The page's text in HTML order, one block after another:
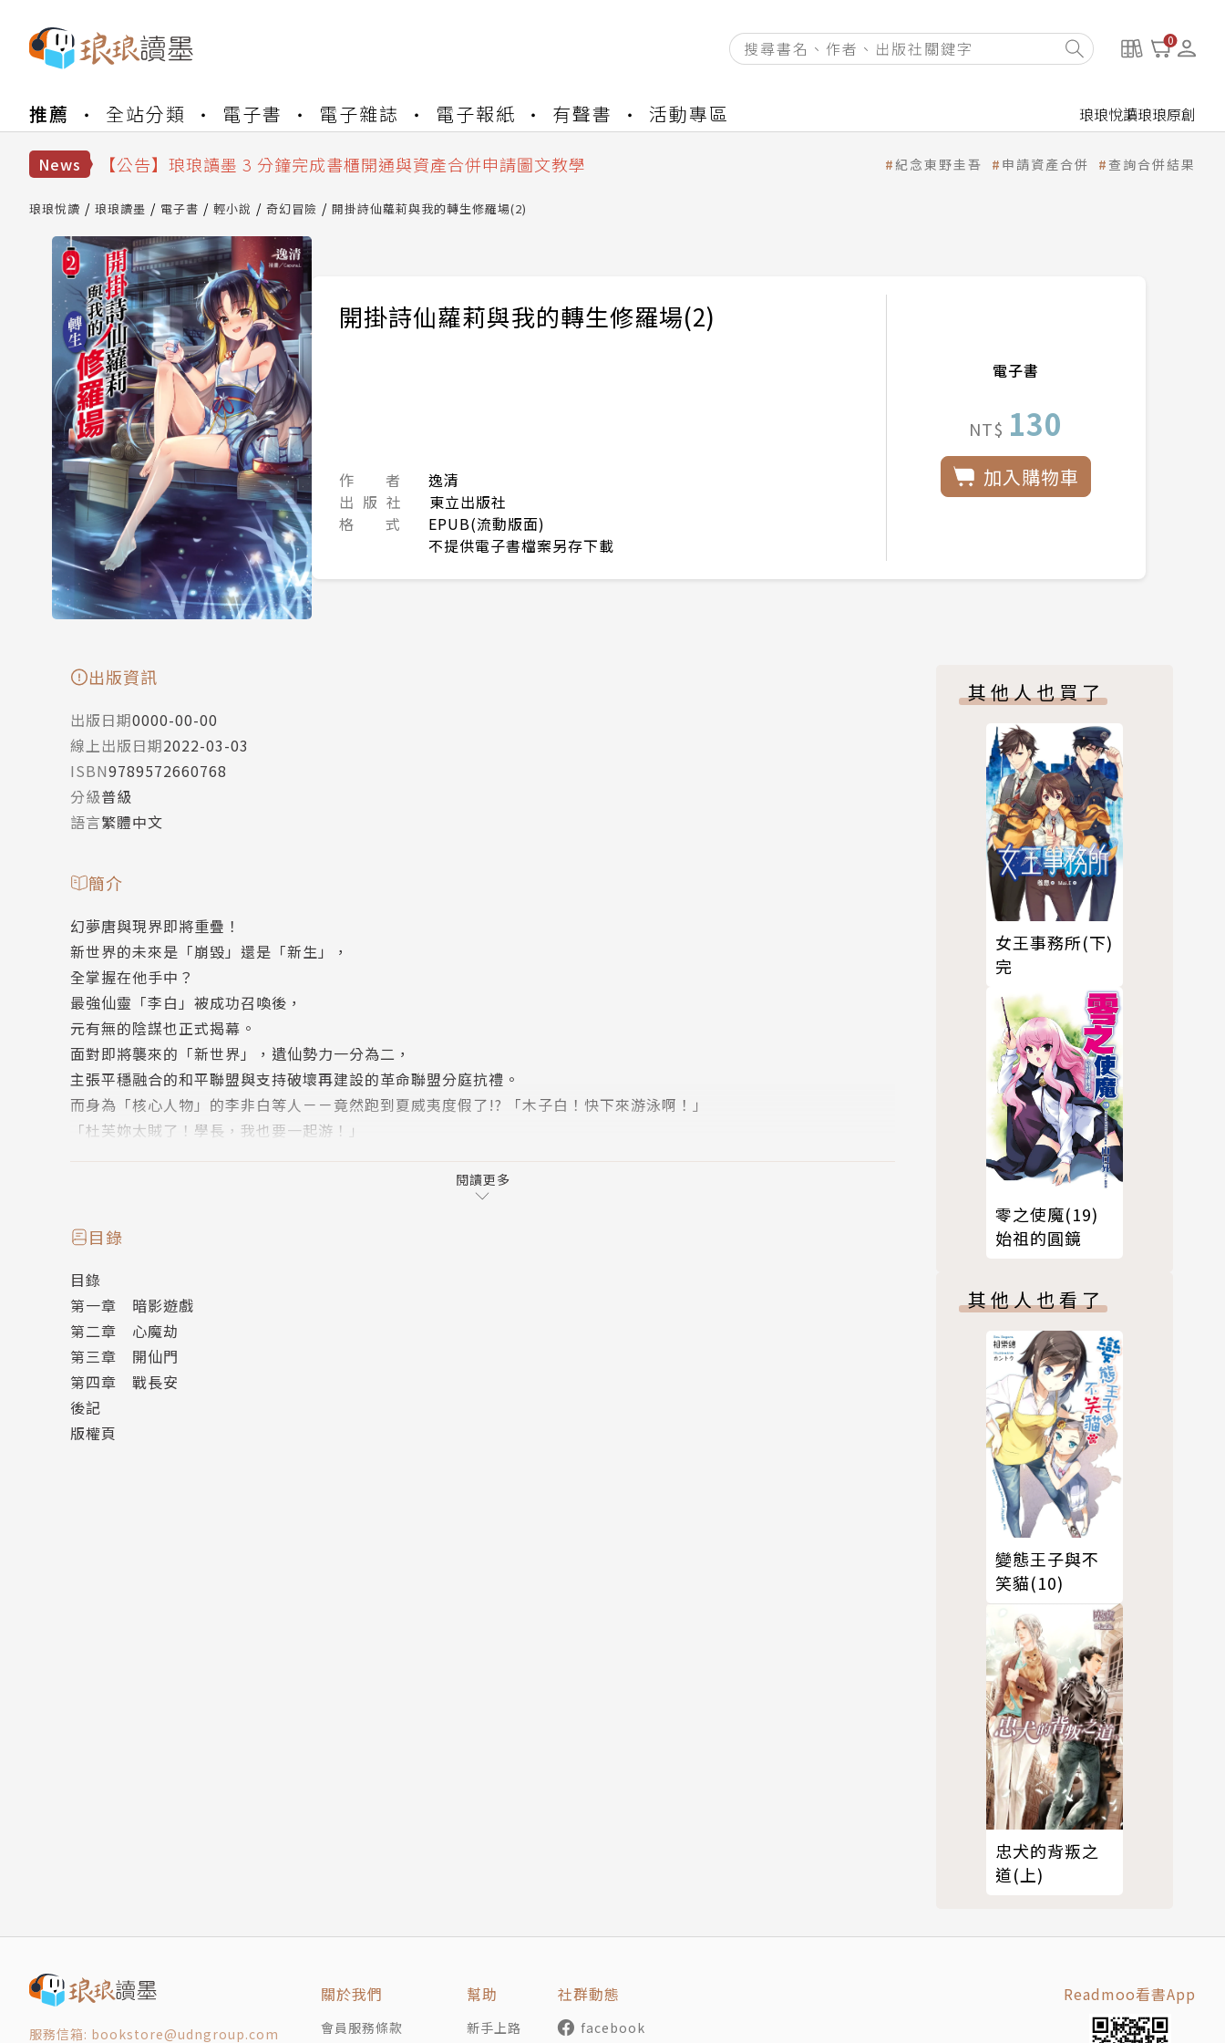
0
推薦 全站分類 電子書 電子雜誌 電子報紙 有聲書 活動專區 琅琅悅讀琅琅原創
News
【公告】琅琅讀墨數位閱讀資產合併與書櫃開通申請
【公告】琅琅讀墨 3 分鐘完成書櫃開通與資產合併申請圖文教學
【公告】琅琅讀墨數位閱讀資產合併與書櫃開通申請
紀念東野圭吾 申請資產合併 查詢合併結果
琅琅悅讀 琅琅讀墨 電子書 輕小說 奇幻冒險 開掛詩仙蘿莉與我的轉生修羅場(2)
開掛詩仙蘿莉與我的轉生修羅場(2)
作 者
逸清
出 版 社
東立出版社
格 式
EPUB(流動版面)
不提供電子書檔案另存下載
電子書
NT$ 130
加入購物車
出版資訊
出版日期0000-00-00
線上出版日期2022-03-03
ISBN9789572660768
分級普級
語言繁體中文
簡介
幻夢唐與現界即將重疊！
新世界的未來是「崩毀」還是「新生」，
全掌握在他手中？
最強仙靈「李白」被成功召喚後，
元有無的陰謀也正式揭幕。
面對即將襲來的「新世界」，遺仙勢力一分為二，
主張平穩融合的和平聯盟與支持破壞再建設的革命聯盟分庭抗禮。
而身為「核心人物」的李非白等人－－竟然跑到夏威夷度假了!? 「木子白！快下來游泳啊！」
「杜芙妳太賊了！學長，我也要一起游！」
看著一望無際的藍天和白沙灘，以及穿著泳裝玩水的少女們，
李非白忍不住扶住額頭－－
閱讀更多
目錄
目錄
第一章 暗影遊戲
第二章 心魔劫
第三章 開仙門
第四章 戰長安
後記
版權頁
其他人也買了
女王事務所(下)
完
零之使魔(19)
始祖的圓鏡
其他人也看了
變態王子與不
笑貓(10)
忠犬的背叛之
道(上)
服務信箱: bookstore@udngroup.com
關於我們
會員服務條款
幫助
新手上路
社群動態
facebook
Readmoo看書App